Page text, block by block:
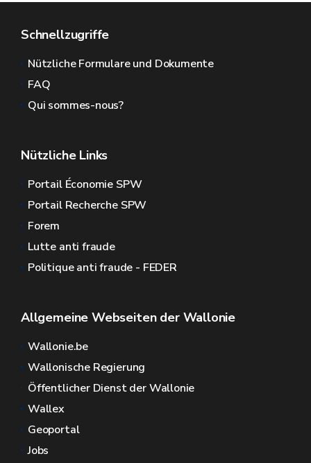
Schnellzugriffe
Nützliche Formulare und Dokumente
FAQ
Qui sommes-nous?
Nützliche Links
Portail Économie SPW
Portail Recherche SPW
Forem
Lutte anti fraude
Politique anti fraude - FEDER
Allgemeine Webseiten der Wallonie
Wallonie.be
Wallonische Regierung
Öffentlicher Dienst der Wallonie
Wallex
Geoportal
Jobs